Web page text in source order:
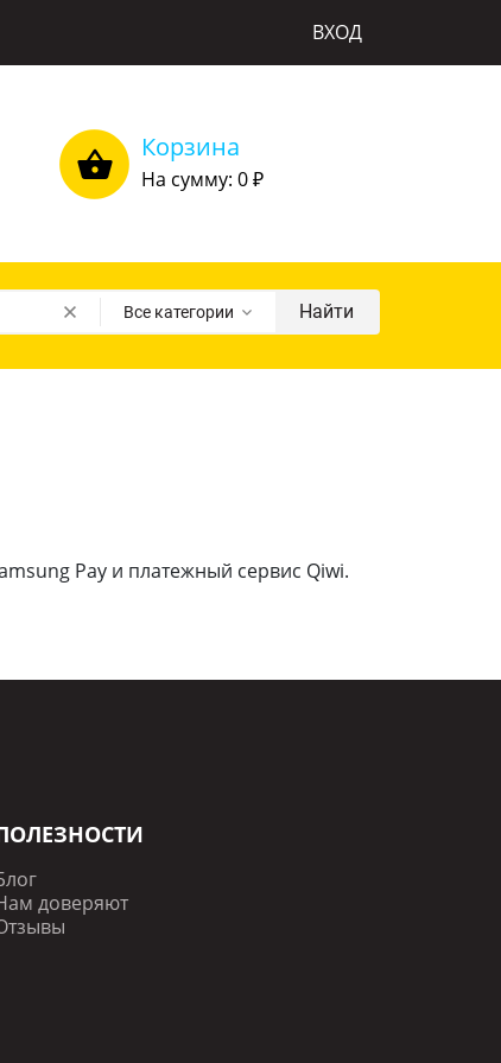
ВХОД
Корзина
На сумму: 0 ₽
Все категории Найти
Pay и платежный сервис Qiwi.
доверяют